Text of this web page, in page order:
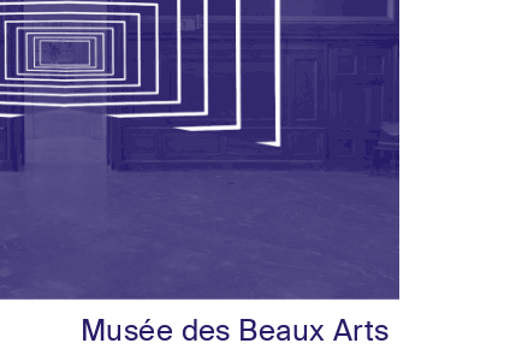
Musée des Beaux Arts